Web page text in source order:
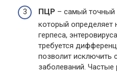
ПЦР – самый точный
который определяет
герпеса,
требуется
позволит исключить
заболеваний.